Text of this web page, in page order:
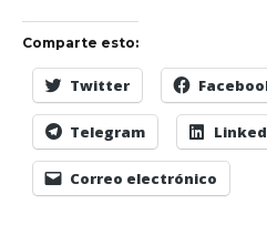
Comparte esto:
Twitter
Telegram
Correo electrónico